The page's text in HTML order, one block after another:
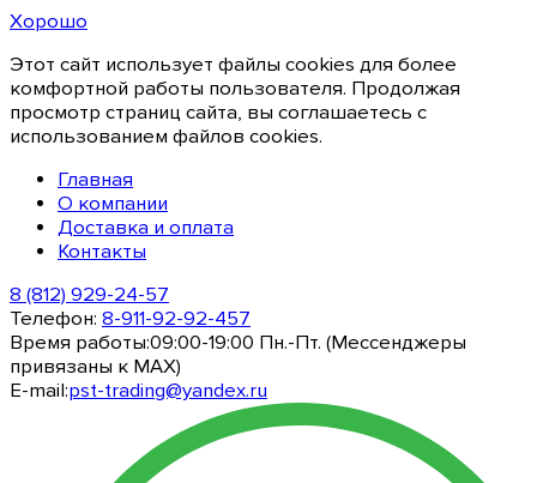
Хорошо
Этот сайт использует файлы cookies для более
комфортной работы пользователя. Продолжая
просмотр страниц сайта, вы соглашаетесь с
использованием файлов cookies.
Главная
О компании
Доставка и оплата
Контакты
8 (812) 929-24-57
Телефон: 8-911-92-92-457
Время работы:09:00-19:00 Пн.-Пт. (Мессенджеры
привязаны к МАХ)
E-mail:pst-trading@yandex.ru